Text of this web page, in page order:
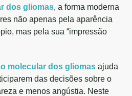
dos gliomas, a forma moderna
não apenas pela aparência
mas pela sua “impressão
molecular dos gliomas ajuda
das decisões sobre o
e menos angústia. Neste